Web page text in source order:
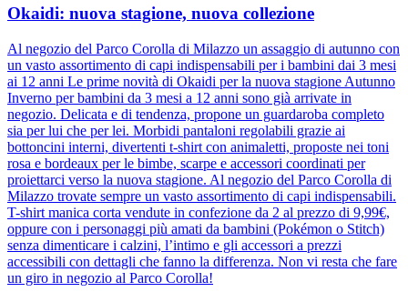
Okaidi: nuova stagione, nuova collezione
Al negozio del Parco Corolla di Milazzo un assaggio di autunno con
un vasto assortimento di capi indispensabili per i bambini dai 3 mesi
ai 12 anni Le prime novità di Okaidi per la nuova stagione Autunno
Inverno per bambini da 3 mesi a 12 anni sono già arrivate in
negozio. Delicata e di tendenza, propone un guardaroba completo
sia per lui che per lei. Morbidi pantaloni regolabili grazie ai
bottoncini interni, divertenti t-shirt con animaletti, proposte nei toni
rosa e bordeaux per le bimbe, scarpe e accessori coordinati per
proiettarci verso la nuova stagione. Al negozio del Parco Corolla di
Milazzo trovate sempre un vasto assortimento di capi indispensabili.
T-shirt manica corta vendute in confezione da 2 al prezzo di 9,99€,
oppure con i personaggi più amati da bambini (Pokémon o Stitch)
senza dimenticare i calzini, l’intimo e gli accessori a prezzi
accessibili con dettagli che fanno la differenza. Non vi resta che fare
un giro in negozio al Parco Corolla!